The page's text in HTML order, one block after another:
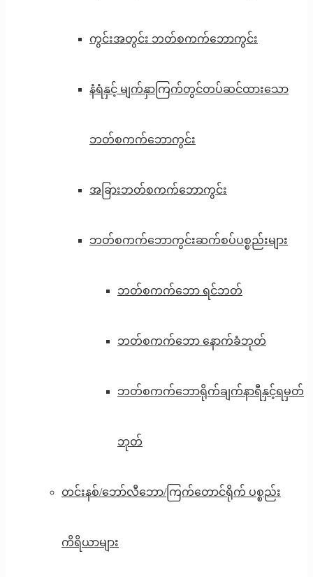
ကွင်းအတွင်း ဘတ်စကက်ဘောကွင်း
နံရံနှင့် မျက်နှာကြက်တွင်တပ်ဆင်ထားသော
ဘတ်စကက်ဘောကွင်း
အခြားဘတ်စကက်ဘောကွင်း
ဘတ်စကက်ဘောကွင်းဆက်စပ်ပစ္စည်းများ
ဘတ်စကက်ဘော ရင်ဘတ်
ဘတ်စကက်ဘော နောက်ခံဘုတ်
ဘတ်စကက်ဘောရိုက်ချက်နာရီနှင့်ရမှတ်
ဘုတ်
တင်းနစ်/ဘော်လီဘော/ကြက်တောင်ရိုက် ပစ္စည်း
ကိရိယာများ